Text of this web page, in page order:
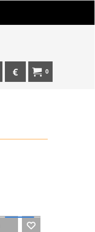
0
€